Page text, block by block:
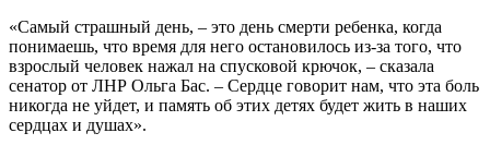
«Самый страшный день, – это день смерти ребенка, когда
понимаешь, что время для него остановилось из-за того, что
взрослый человек нажал на спусковой крючок, – сказала
сенатор от ЛНР Ольга Бас. – Сердце говорит нам, что эта боль
никогда не уйдет, и память об этих детях будет жить в наших
сердцах и душах».